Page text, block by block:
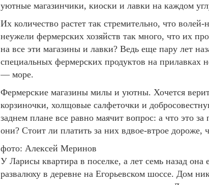
уютные магазинчики, киоски и лавки на каждом
Их количество растет так стремительно, что
неужели фермерских хозяйств так много, что их
на все эти магазины и лавки? Ведь еще пару лет
специальных фермерских продуктов на прилавках
— море.
Фермерские магазины милы и уютны. Хочется
корзиночки, холщовые салфеточки и
заднем плане все равно маячит вопрос: а что это
они? Стоит ли платить за них вдвое-втрое
фото: Алексей Меринов
У Ларисы квартира в поселке, а лет семь назад
развалюху в деревне на Егорьевском шоссе. Дом